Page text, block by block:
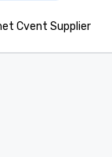
Cvent Supplier